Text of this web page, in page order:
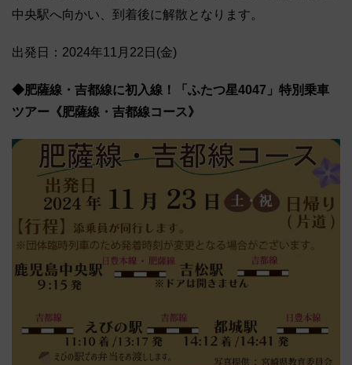
中央駅へ向かい、到着後に解散となります。
出発日：2024年11月22日(金)
◆肥薩線・吉都線に初入線！「ふたつ星4047」特別乗車
ツアー《肥薩線・吉都線コース》